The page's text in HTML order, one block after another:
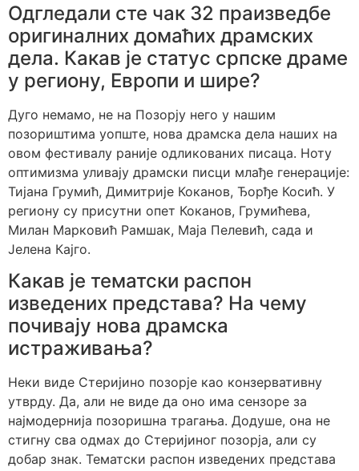
Одгледали сте чак 32 праизведбе
оригиналних домаћих драмских
дела. Какав је статус српске драме
у региону, Европи и шире?
Дуго немамо, не на Позорју него у нашим
позориштима уопште, нова драмска дела наших на
овом фестивалу раније одликованих писаца. Ноту
оптимизма уливају драмски писци млађе генерације:
Тијана Грумић, Димитрије Коканов, Ђорђе Косић. У
региону су присутни опет Коканов, Грумићева,
Милан Марковић Рамшак, Маја Пелевић, сада и
Јелена Кајго.
Какав је тематски распон
изведених представа? На чему
почивају нова драмска
истраживања?
Неки виде Стеријино позорје као конзервативну
утврду. Да, али не виде да оно има сензоре за
најмодернија позоришна трагања. Додуше, она не
стигну сва одмах до Стеријиног позорја, али су
добар знак. Тематски распон изведених представа